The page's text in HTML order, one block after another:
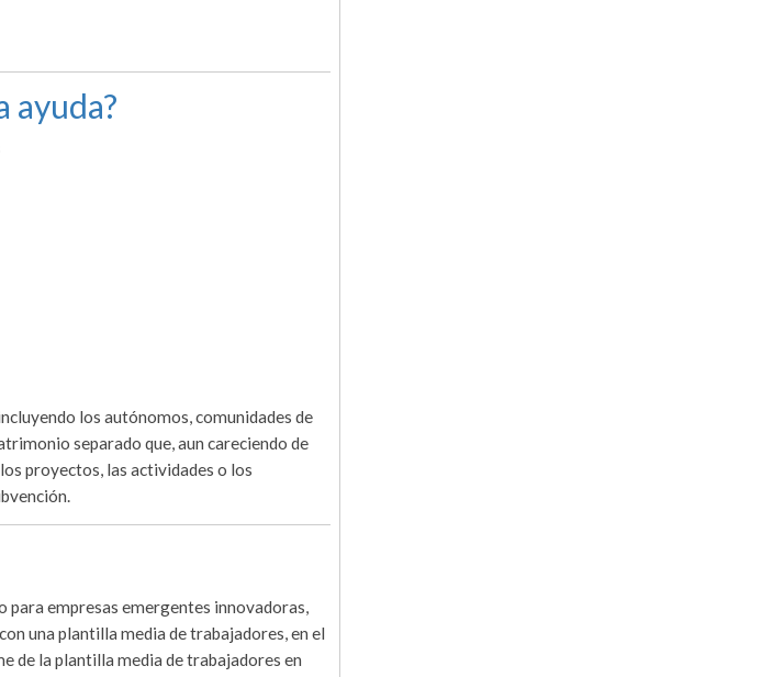
ayuda?
los autónomos, comunidades de
separado que, aun careciendo de
proyectos, las actividades o los
para empresas emergentes innovadoras,
una plantilla media de trabajadores, en el
de la plantilla media de trabajadores en